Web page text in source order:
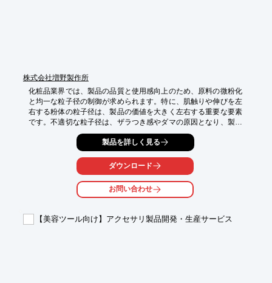
株式会社増野製作所
化粧品業界では、製品の品質と使用感向上のため、原料の微粉化
と均一な粒子径の制御が求められます。特に、肌触りや伸びを左
右する粉体の粒子径は、製品の価値を大きく左右する重要な要素
です。不適切な粒子径は、ザラつき感やダマの原因となり、製品
の品質を損なう可能性があります。ニューウルトラセパレータ
は、5〜45μmの範囲で微粉を生成し、均一な粒子径を実現するこ
とで、化粧品の感触改善に貢献します。
【活用シーン】
・ファンデーション、パウダー、アイシャドウなどの化粧品製造
・原料の微粉化と異物除去
【導入の効果】
製品を詳しく見る
ダウンロード
お問い合わせ
【美容ツール向け】アクセサリ製品開発・生産サービス